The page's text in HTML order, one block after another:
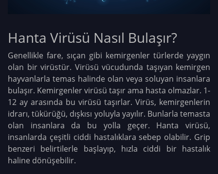
Hanta Virüsü Nasıl Bulaşır?
Genellikle fare, sıçan gibi kemirgenler türlerde yaygın
olan bir virüstür. Virüsü vücudunda taşıyan kemirgen
hayvanlarla temas halinde olan veya soluyan insanlara
bulaşır. Kemirgenler virüsü taşır ama hasta olmazlar. 1-
12 ay arasında bu virüsü taşırlar. Virüs, kemirgenlerin
idrarı, tükürüğü, dışkısı yoluyla yayılır. Bunlarla temasta
olan insanlara da bu yolla geçer. Hanta virüsü,
insanlarda çeşitli ciddi hastalıklara sebep olabilir. Grip
benzeri belirtilerle başlayıp, hızla ciddi bir hastalık
haline dönüşebilir.